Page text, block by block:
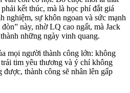
kết thúc, mà là học phí đắt giá
nghiệm, sự khôn ngoan và sức mạnh
này, nhờ LQ cao ngất, mà Jack
những ngày vinh quang.
mọi người thành công lớn: không
tim yêu thương và ý chí không
thành công sẽ nhân lên gấp